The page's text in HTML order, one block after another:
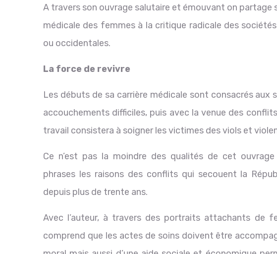
A travers son ouvrage salutaire et émouvant on partage
médicale des femmes à la critique radicale des
ou occidentales.
La force de revivre
Les débuts de sa carrière médicale sont consacrés
accouchements difficiles, puis avec la venue des
travail consistera à soigner les victimes des viols et
Ce n’est pas la moindre des qualités de cet ouvrage
phrases les raisons des conflits qui secouent la
depuis plus de trente ans.
Avec l’auteur, à travers des portraits attachants de
comprend que les actes de soins doivent être